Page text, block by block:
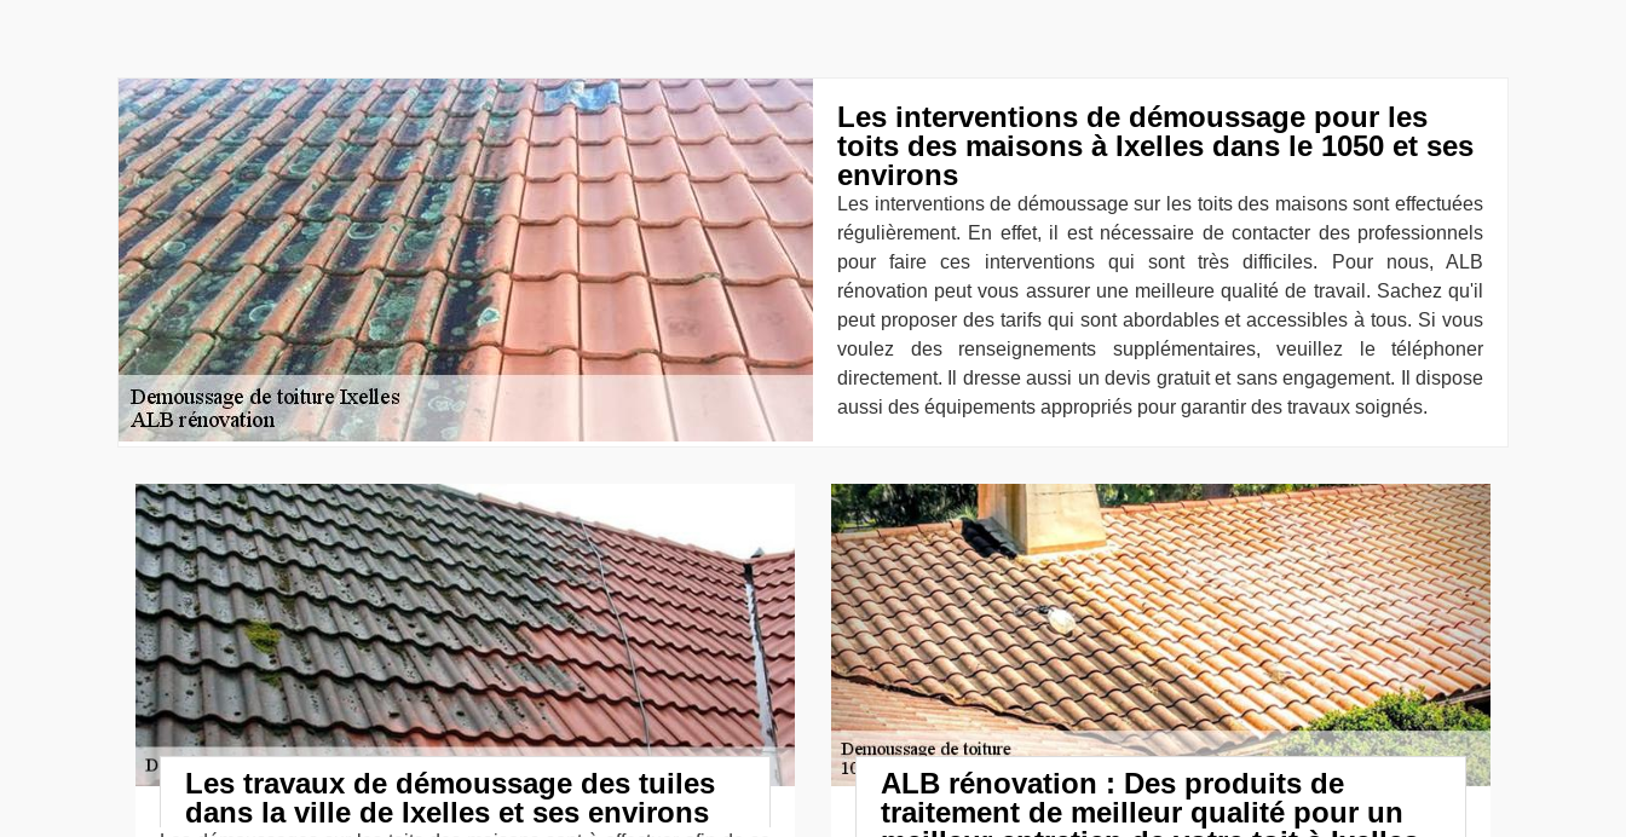
Les interventions de démoussage pour les
toits des maisons à Ixelles dans le 1050 et ses
environs
Les interventions de démoussage sur les toits des maisons sont effectuées
régulièrement. En effet, il est nécessaire de contacter des professionnels
pour faire ces interventions qui sont très difficiles. Pour nous, ALB
rénovation peut vous assurer une meilleure qualité de travail. Sachez qu'il
peut proposer des tarifs qui sont abordables et accessibles à tous. Si vous
voulez des renseignements supplémentaires, veuillez le téléphoner
directement. Il dresse aussi un devis gratuit et sans engagement. Il dispose
aussi des équipements appropriés pour garantir des travaux soignés.
Les travaux de démoussage des tuiles
dans la ville de Ixelles et ses environs
ALB rénovation : Des produits de
traitement de meilleur qualité pour un